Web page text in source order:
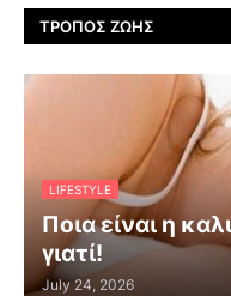
ΤΡΌΠΟΣ ΖΩΉΣ
LIFESTYLE
Ποια είναι η
γιατί!
July 24, 2026